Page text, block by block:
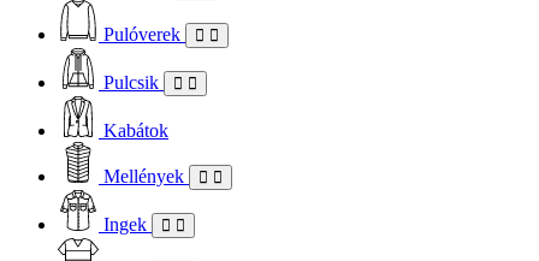
Pulóverek
Pulcsik
Kabátok
Mellények
Ingek